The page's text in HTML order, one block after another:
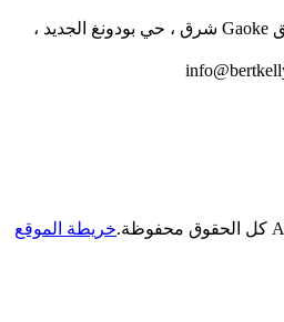
رقم 1688 ، طريق Gaoke شرق ، حي بودونغ الجديد ،
خريطة الموقع